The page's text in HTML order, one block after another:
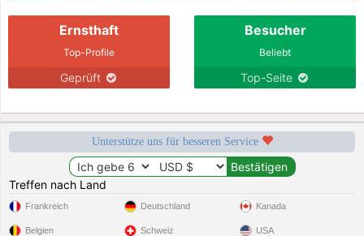
Ernsthaft
Top-Profile
Geprüft
Besucher
Beliebt
Top-Seite
Unterstütze uns für besseren Service
Treffen nach Land
Frankreich
Belgien
Deutschland
Schweiz
Kanada
USA